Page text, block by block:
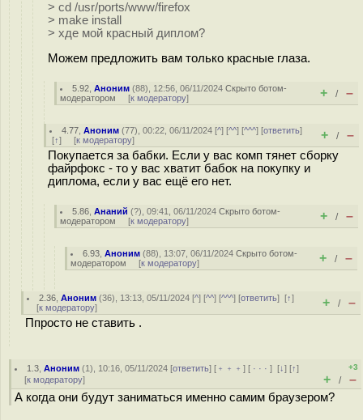
> cd /usr/ports/www/firefox
> make install
> хде мой красный диплом?
Можем предложить вам только красные глаза.
5.92 ,Аноним (88), 12:56, 06/11/2024Скрыто ботом-
модератором [к модератору] + / –
4.77 ,Аноним (77), 00:22, 06/11/2024 [^] [^^] [^^^] [ответить]
[↑] [к модератору] + / –
Покупается за бабки. Если у вас комп тянет сборку
файрфокс - то у вас хватит бабок на покупку и
диплома, если у вас ещё его нет.
5.86 ,Ананий (?), 09:41, 06/11/2024Скрыто ботом-
модератором [к модератору] + / –
6.93 ,Аноним (88), 13:07, 06/11/2024Скрыто ботом-
модератором [к модератору] + / –
2.36 ,Аноним (36), 13:13, 05/11/2024 [^] [^^] [^^^] [ответить][↑]
[к модератору] + / –
Ппросто не ставить .
1.3 ,Аноним (1), 10:16, 05/11/2024 [ответить] [ ﹢﹢﹢] [ · · ·][↓] [↑]
[к модератору]
+3
+ / –
А когда они будут заниматься именно самим браузером?